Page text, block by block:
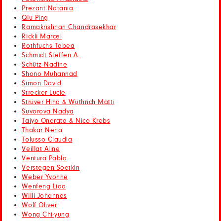
Prezant Natania
Qiu Ping
Ramakrishnan Chandrasekhar
Rickli Marcel
Rothfuchs Tabea
Schmidt Steffen A.
Schütz Nadine
Shono Muhannad
Simon David
Strecker Lucie
Strüver Hina & Wüthrich Mätti
Suvorova Nadya
Taiyo Onorato & Nico Krebs
Thakar Neha
Tolusso Claudia
Veillat Aline
Ventura Pablo
Verstegen Soetkin
Weber Yvonne
Wenfeng Liao
Willi Johannes
Wolf Oliver
Wong Chi-yung